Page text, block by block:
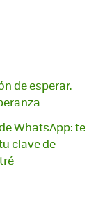
de esperar.
WhatsApp: te
clave de